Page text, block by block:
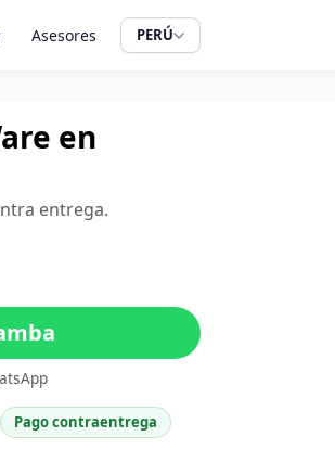
Asesores PERÚ
en
entrega.
Pago contraentrega